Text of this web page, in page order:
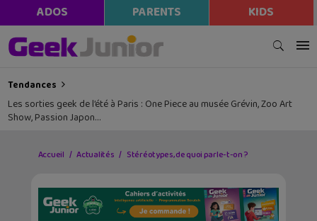
ADOS PARENTS KIDS
Tendances
Les sorties geek de l’été à Paris : One Piece au musée Grévin, Zoo Art
Show, Passion Japon…
Accueil Actualités Stéréotypes, de quoi parle-t-on ?